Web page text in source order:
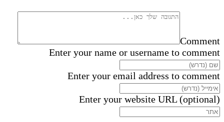
Comment
Enter your name or username to comment
Enter your email address to comment
Enter your website URL (optional)